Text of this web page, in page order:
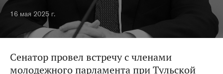
16 мая 2025 г.
Сенатор провел встречу с членами
молодежного парламента при Тульской